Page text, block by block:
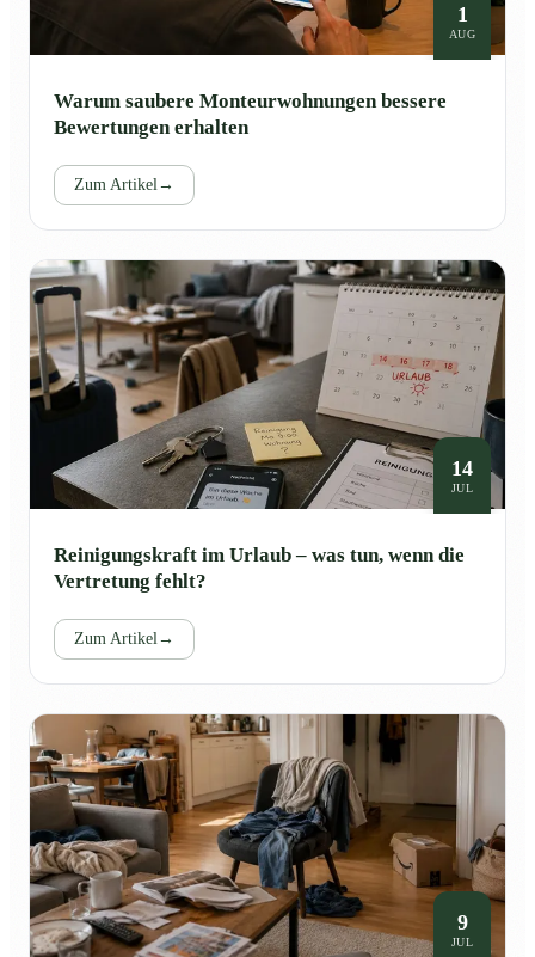
1
AUG
Warum saubere Monteurwohnungen bessere
Bewertungen erhalten
Zum Artikel→
14
JUL
Reinigungskraft im Urlaub – was tun, wenn die
Vertretung fehlt?
Zum Artikel→
9
JUL